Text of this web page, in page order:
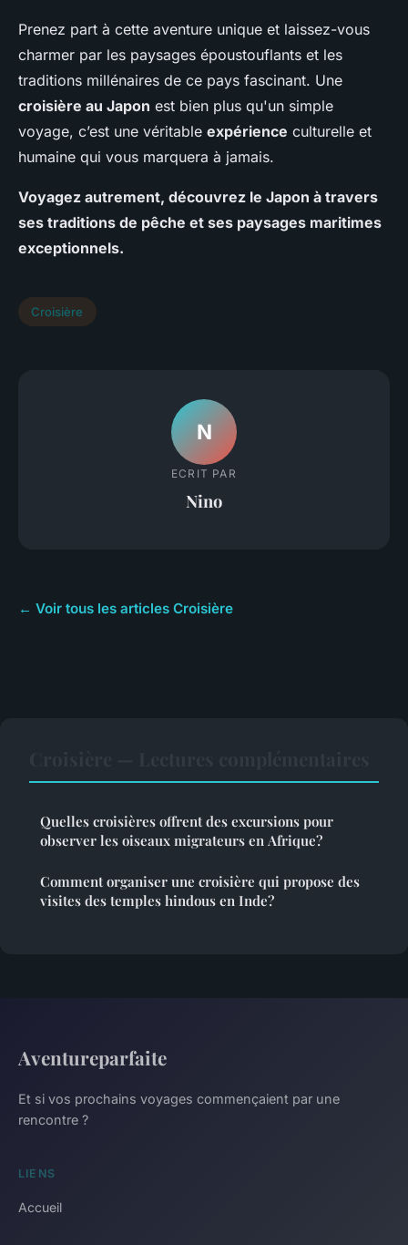
Prenez part à cette aventure unique et laissez-vous
charmer par les paysages époustouflants et les
traditions millénaires de ce pays fascinant. Une
croisière au Japon est bien plus qu'un simple
voyage, c’est une véritable expérience culturelle et
humaine qui vous marquera à jamais.
Voyagez autrement, découvrez le Japon à travers
ses traditions de pêche et ses paysages maritimes
exceptionnels.
Croisière
N
ECRIT PAR
Nino
← Voir tous les articles Croisière
Quelles croisières offrent des excursions pour
observer les oiseaux migrateurs en Afrique?
Comment organiser une croisière qui propose des
visites des temples hindous en Inde?
Aventureparfaite
Et si vos prochains voyages commençaient par une
rencontre ?
LIENS
Accueil